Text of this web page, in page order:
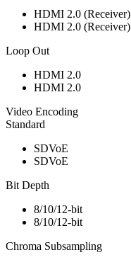
HDMI 2.0 (Receiver)
HDMI 2.0 (Receiver)
Loop Out
HDMI 2.0
HDMI 2.0
Video Encoding
Standard
SDVoE
SDVoE
Bit Depth
8/10/12-bit
8/10/12-bit
Chroma Subsampling